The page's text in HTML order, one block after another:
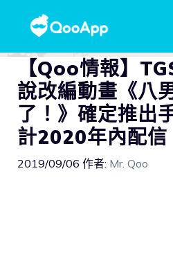
【Qoo情報】
說改編動畫《八
了！》確定推
計2020年內配信
2019/09/06 作者: Mr. Qoo